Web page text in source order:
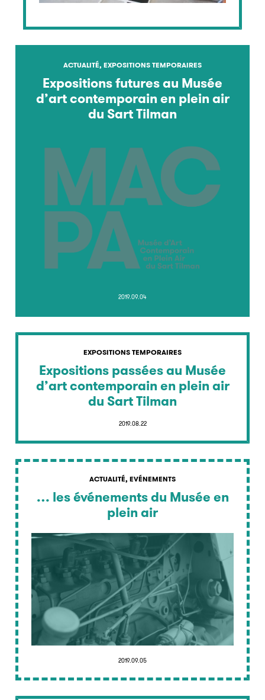
ACTUALITÉ, EXPOSITIONS TEMPORAIRES
Expositions futures au Musée
d’art contemporain en plein air
du Sart Tilman
2019.09.04
EXPOSITIONS TEMPORAIRES
Expositions passées au Musée
d’art contemporain en plein air
du Sart Tilman
2019.08.22
ACTUALITÉ, EVÉNEMENTS
… les événements du Musée en
plein air
2019.09.05